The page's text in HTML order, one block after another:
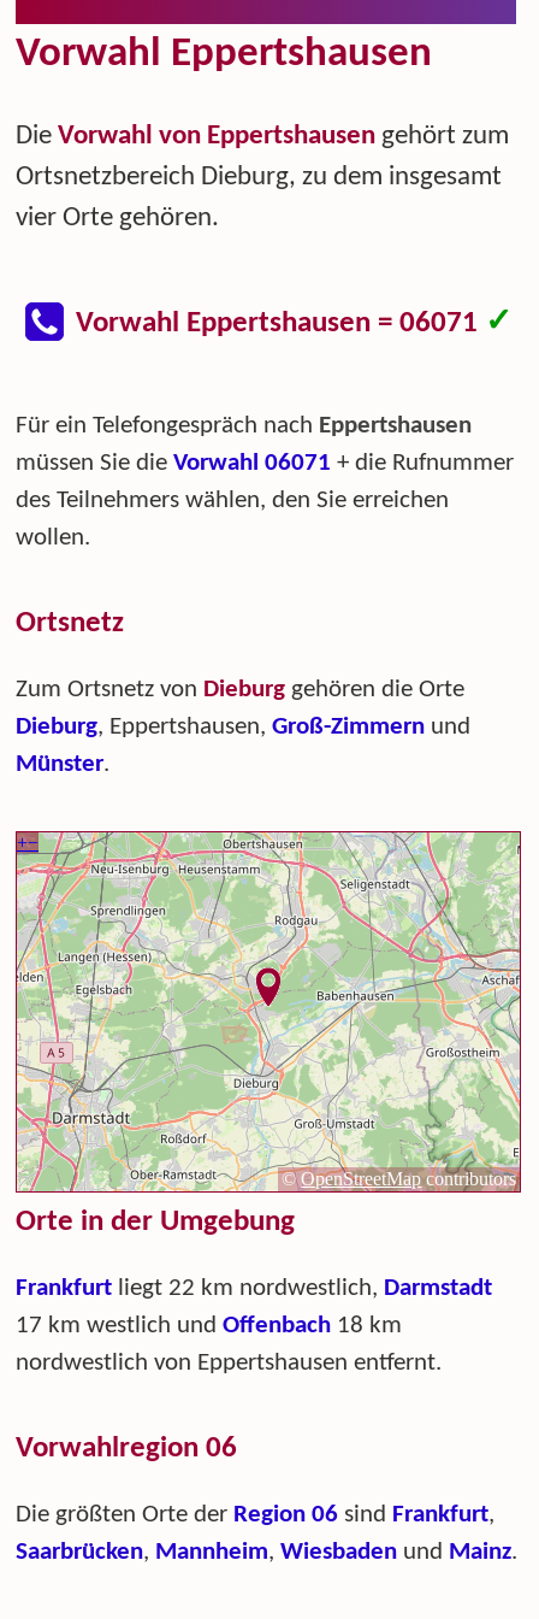
Vorwahl Eppertshausen
DieVorwahl von Eppertshausen gehört zum
Ortsnetzbereich Dieburg, zu dem insgesamt
vier Orte gehören.
Vorwahl Eppertshausen = 06071 ✓
Für ein Telefongespräch nach Eppertshausen
müssen Sie dieVorwahl 06071 + die Rufnummer
des Teilnehmers wählen, den Sie erreichen
wollen.
Ortsnetz
Zum Ortsnetz von Dieburg gehören die Orte
Dieburg, Eppertshausen,Groß-Zimmern und
Münster.
Orte in der Umgebung
Frankfurt liegt 22 km nordwestlich, Darmstadt
17 km westlich undOffenbach 18 km
nordwestlich von Eppertshausen entfernt.
Vorwahlregion 06
Die größten Orte der Region 06 sind Frankfurt,
Saarbrücken, Mannheim,Wiesbaden und Mainz.